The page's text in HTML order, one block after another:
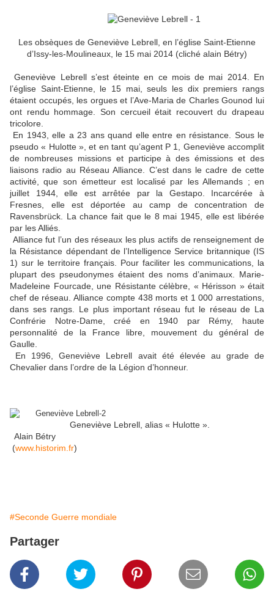
Les obsèques de Geneviève Lebrell, en l’église Saint-Etienne
d’Issy-les-Moulineaux, le 15 mai 2014 (cliché alain Bétry)
Geneviève Lebrell s’est éteinte en ce mois de mai 2014. En
l’église Saint-Etienne, le 15 mai, seuls les dix premiers rangs
étaient occupés, les orgues et l’Ave-Maria de Charles Gounod lui
ont rendu hommage. Son cercueil était recouvert du drapeau
tricolore.
En 1943, elle a 23 ans quand elle entre en résistance. Sous le
pseudo « Hulotte », et en tant qu’agent P 1, Geneviève accomplit
de nombreuses missions et participe à des émissions et des
liaisons radio au Réseau Alliance. C’est dans le cadre de cette
activité, que son émetteur est localisé par les Allemands ; en
juillet 1944, elle est arrêtée par la Gestapo. Incarcérée à
Fresnes, elle est déportée au camp de concentration de
Ravensbrück. La chance fait que le 8 mai 1945, elle est libérée
par les Alliés.
Alliance fut l’un des réseaux les plus actifs de renseignement de
la Résistance dépendant de l’Intelligence Service britannique (IS
1) sur le territoire français. Pour faciliter les communications, la
plupart des pseudonymes étaient des noms d’animaux. Marie-
Madeleine Fourcade, une Résistante célèbre, « Hérisson » était
chef de réseau. Alliance compte 438 morts et 1 000 arrestations,
dans ses rangs. Le plus important réseau fut le réseau de La
Confrérie Notre-Dame, créé en 1940 par Rémy, haute
personnalité de la France libre, mouvement du général de
Gaulle.
En 1996, Geneviève Lebrell avait été élevée au grade de
Chevalier dans l’ordre de la Légion d’honneur.
Geneviève Lebrell, alias « Hulotte ».
Alain Bétry
(www.historim.fr)
#Seconde Guerre mondiale
Partager